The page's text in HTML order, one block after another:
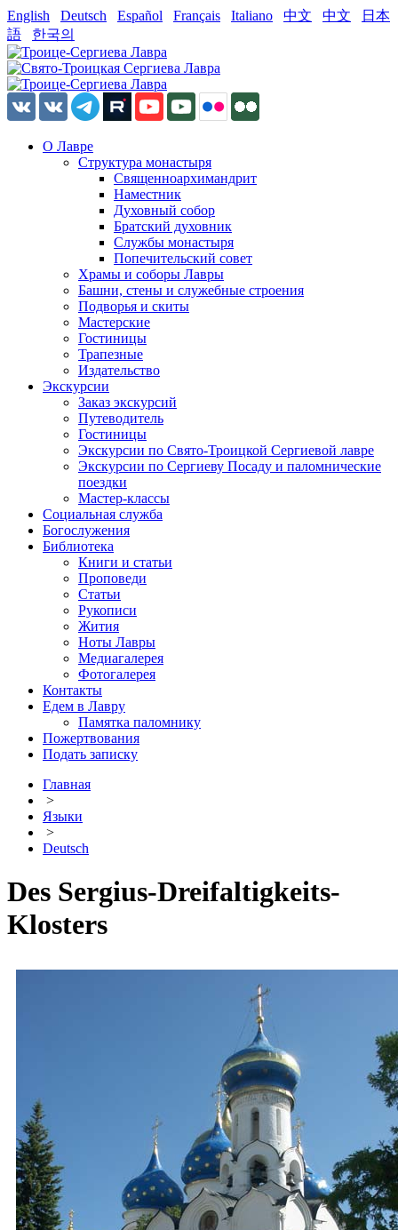
English Deutsch Español Français Italiano 中文 中文
日本
語
한국의
О Лавре
Структура монастыря
Священноархимандрит
Наместник
Духовный собор
Братский духовник
Службы монастыря
Попечительский совет
Храмы и соборы Лавры
Башни, стены и служебные строения
Подворья и скиты
Мастерские
Гостиницы
Трапезные
Издательство
Экскурсии
Заказ экскурсий
Путеводитель
Гостиницы
Экскурсии по Свято-Троицкой Сергиевой лавре
Экскурсии по Сергиеву Посаду и паломнические
поездки
Мастер-классы
Социальная служба
Богослужения
Библиотека
Книги и статьи
Проповеди
Статьи
Рукописи
Жития
Ноты Лавры
Медиагалерея
Фотогалерея
Контакты
Едем в Лавру
Памятка паломнику
Пожертвования
Подать записку
Главная
>
Языки
>
Deutsch
Des Sergius-Dreifaltigkeits-
Klosters